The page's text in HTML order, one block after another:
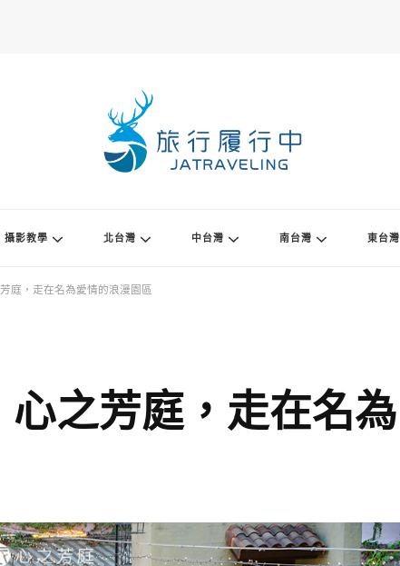
攝影教學 北台灣 中台灣 南台灣 東台灣
庭，走在名為愛情的浪漫園區
之芳庭，走在名為